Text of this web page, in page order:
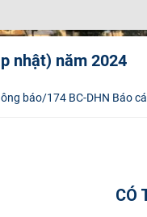
nhật) năm 2024
báo/174 BC-DHN Báo
CÓ